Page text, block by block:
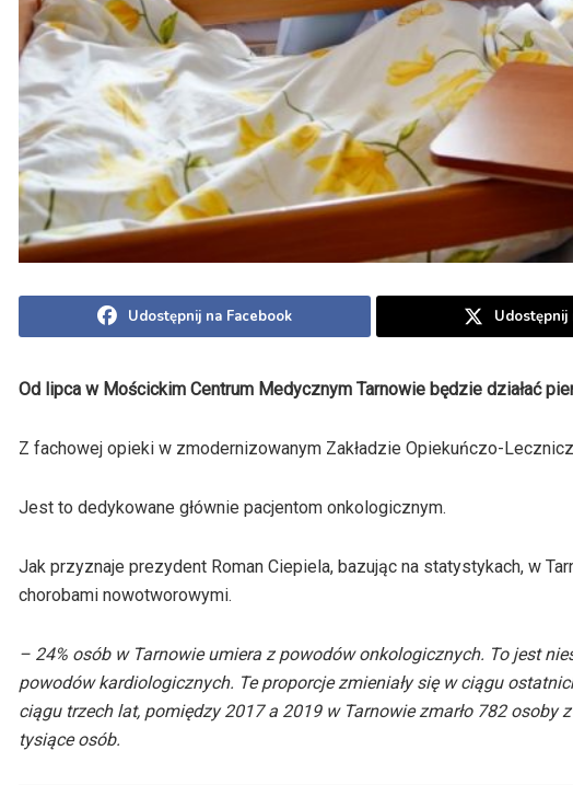
Udostępnij na Facebook Udostępnij
Od lipca w Mościckim Centrum Medycznym Tarnowie będzie działać
Z fachowej opieki w zmodernizowanym Zakładzie Opiekuńczo-
Jest to dedykowane głównie pacjentom onkologicznym.
Jak przyznaje prezydent Roman Ciepiela, bazując na statystykach, w
chorobami nowotworowymi.
– 24% osób w Tarnowie umiera z powodów onkologicznych. To jest
powodów kardiologicznych. Te proporcje zmieniały się w ciągu
ciągu trzech lat, pomiędzy 2017 a 2019 w Tarnowie zmarło 782
tysiące osób.